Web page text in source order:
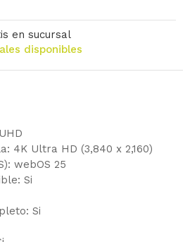
en sucursal
disponibles
UHD
4K Ultra HD (3,840 x 2,160)
webOS 25
Si
Si